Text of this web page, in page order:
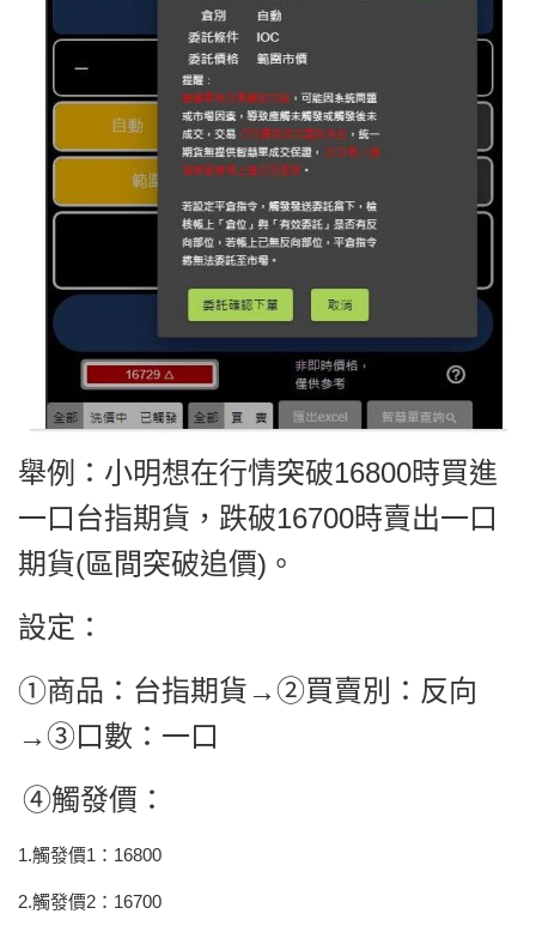
舉例： 小明想在行情突破16800時買進
一口台指期貨，跌破16700時賣出一口
期貨(區間突破追價)。
設定：
①商品：台指期貨→②買賣別：反向
→③口數：一口
④觸發價：
1.觸發價1：16800
2.觸發價2：16700